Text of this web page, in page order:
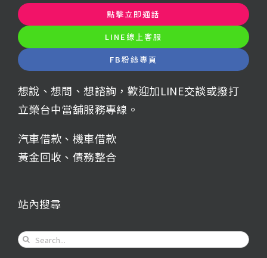
點擊立即通話
LINE線上客服
FB粉絲專頁
想說、想問、想諮詢，歡迎加LINE交談或撥打
立榮台中當舖服務專線。
汽車借款 、 機車借款
黃金回收 、 債務整合
站內搜尋
Search